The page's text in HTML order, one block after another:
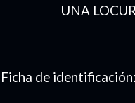
UNA
Ficha de identificación: